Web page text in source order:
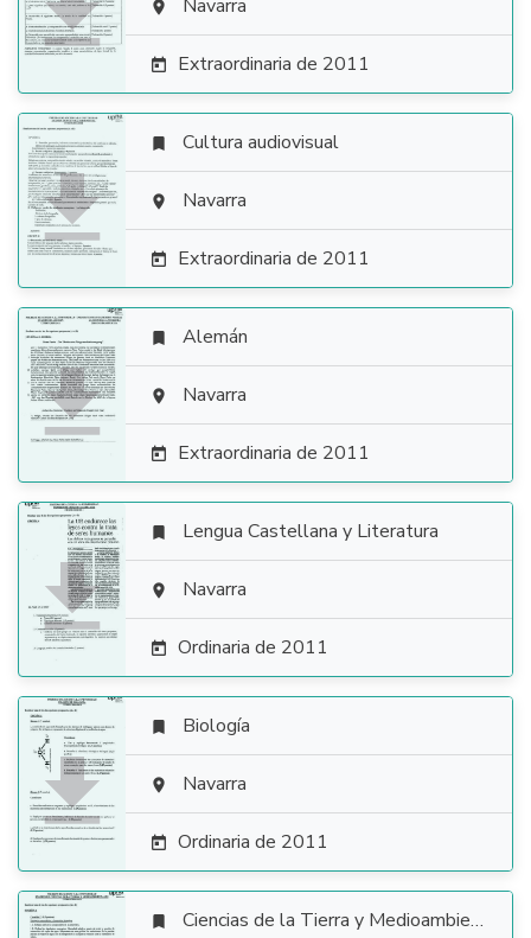
 Navarra
 Extraordinaria de 2011

 Cultura audiovisual
 Navarra
 Extraordinaria de 2011

 Alemán
 Navarra
 Extraordinaria de 2011

 Lengua Castellana y Literatura
 Navarra
 Ordinaria de 2011

 Biología
 Navarra
 Ordinaria de 2011
 Ciencias de la Tierra y Medioambientales